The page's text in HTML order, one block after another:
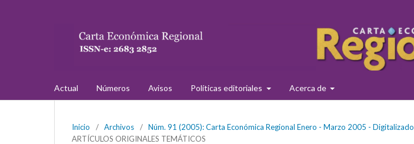
Actual Números Avisos Políticas editoriales Acerca de
Inicio / Archivos / Núm. 91 (2005): Carta Económica Regional Enero - Marzo 2005 - Digitalizado
ARTÍCULOS ORIGINALES TEMÁTICOS